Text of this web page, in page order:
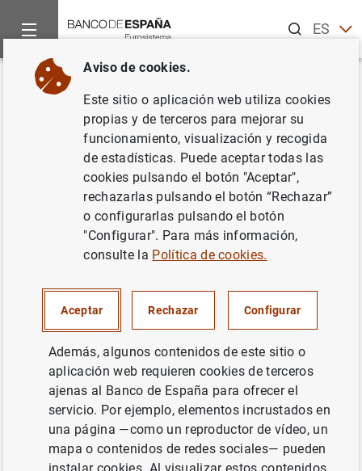
ESEN
Inicio Sobre el Banco
Volver
Autorización de entidades,
evaluación de idoneidad y
registro de altos cargos
Tramitar los procedimientos administrativos de
autorización de entidades supervisadas, análisis de
idoneidad e inscripción en el Registro de Altos Cargos, en
los términos previstos por la normativa vigente.
Base Legal
Cumplimiento de una misión realizada en interés público
Aviso de cookies.
Este sitio o aplicación web utiliza cookies
propias y de terceros para mejorar su
funcionamiento, visualización y recogida
de estadísticas. Puede aceptar todas las
cookies pulsando el botón "Aceptar",
rechazarlas pulsando el botón “Rechazar”
o configurarlas pulsando el botón
"Configurar". Para más información,
consulte la Política de cookies.
Aceptar Rechazar Configurar
Además, algunos contenidos de este sitio o
aplicación web requieren cookies de terceros
ajenas al Banco de España para ofrecer el
servicio. Por ejemplo, elementos incrustados en
una página —como un reproductor de vídeo, un
mapa o contenidos de redes sociales— pueden